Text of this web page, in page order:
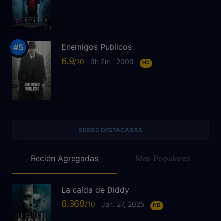
Enemigos Publicos
6.9 3h 2m 2009 HD
SERIES DESTACADAS
Recién Agregadas Mas Populares
La caída de Diddy
6.369 Jan. 27, 2025 HD